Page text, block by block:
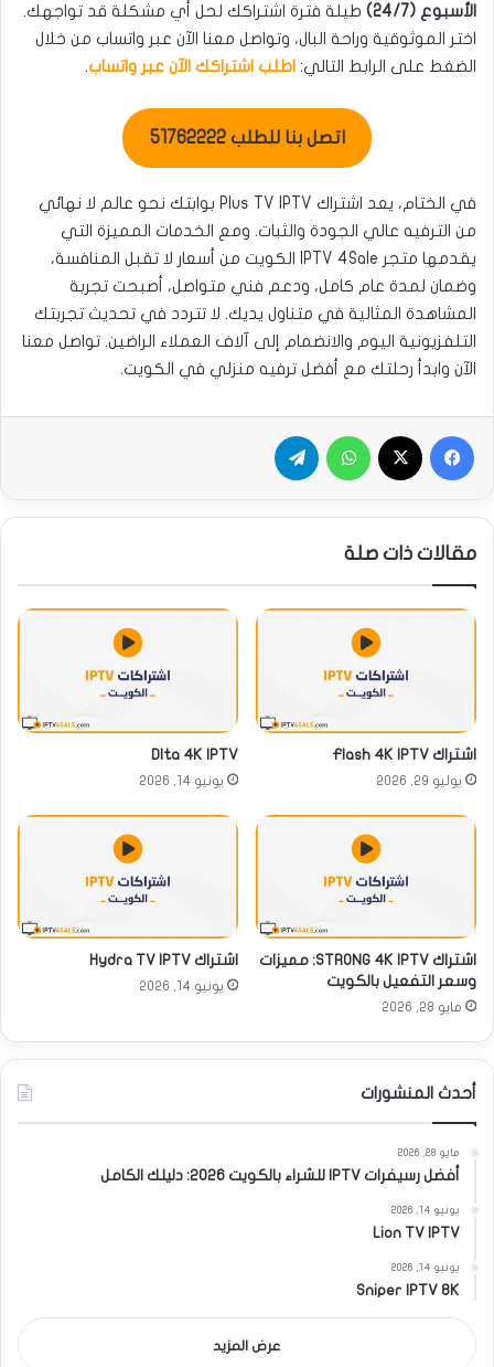
الأسبوع (24/7)
طيلة فترة اشتراكك لحل أي مشكلة قد تواجهك.
اختر الموثوقية وراحة البال، وتواصل معنا الآن عبر واتساب من خلال
الضغط على الرابط التالي: اطلب اشتراكك الآن عبر واتساب.
اتصل بنا للطلب 51762222
في الختام، يعد اشتراك Plus TV IPTV بوابتك نحو عالم لا نهائي
من الترفيه عالي الجودة والثبات. ومع الخدمات المميزة التي
يقدمها متجر IPTV 4Sale الكويت من أسعار لا تقبل المنافسة،
وضمان لمدة عام كامل، ودعم فني متواصل، أصبحت تجربة
المشاهدة المثالية في متناول يديك. لا تتردد في تحديث تجربتك
التلفزيونية اليوم والانضمام إلى آلاف العملاء الراضين. تواصل معنا
الآن وابدأ رحلتك مع أفضل ترفيه منزلي في الكويت.
فيسبوك واتساب
مقالات ذات صلة
اشتراك Flash 4K IPTV
يوليو 29, 2026
Dlta 4K IPTV
يونيو 14, 2026
اشتراك STRONG 4K IPTV: مميزات
وسعر التفعيل بالكويت
مايو 28, 2026
اشتراك Hydra TV IPTV
يونيو 14, 2026
أحدث المنشورات
مايو 28, 2026
أفضل رسيفرات IPTV للشراء بالكويت 2026: دليلك الكامل
يونيو 14, 2026
Lion TV IPTV
يونيو 14, 2026
Sniper IPTV 8K
عرض المزيد